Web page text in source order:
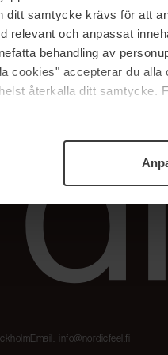
ditt samtycke krävs för att
relevant och anpassat
behandling av
cookies" accepterar du
återkalla ditt samtycke.
The Beauty
Työskentele
NordicFeel
Email: info@nordicfeel.fi